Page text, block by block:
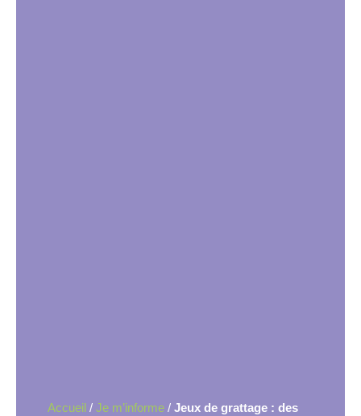
Accueil/ Je m’informe/ Jeux de grattage : des